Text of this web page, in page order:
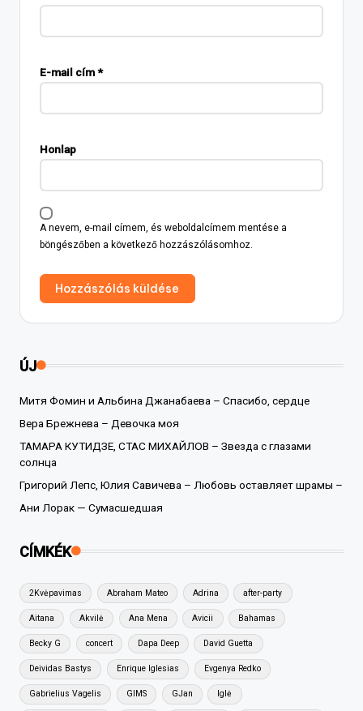
E-mail cím*
Honlap
A nevem, e-mail címem, és weboldalcímem mentése a
böngészőben a következő hozzászólásomhoz.
ÚJ
Митя Фомин и Альбина Джанабаева – Спасибо, сердце
Вера Брежнева – Девочка моя
ТАМАРА КУТИДЗЕ, СТАС МИХАЙЛОВ – Звезда с глазами
солнца
Григорий Лепс, Юлия Савичева – Любовь оставляет шрамы –
Ани Лорак — Сумасшедшая
CÍMKÉK
2Kvėpavimas Abraham Mateo Adrina after-party
Aitana Akvilė Ana Mena Avicii Bahamas
Becky G concert Dapa Deep David Guetta
Deividas Bastys Enrique Iglesias Evgenya Redko
Gabrielius Vagelis GIMS GJan Iglė